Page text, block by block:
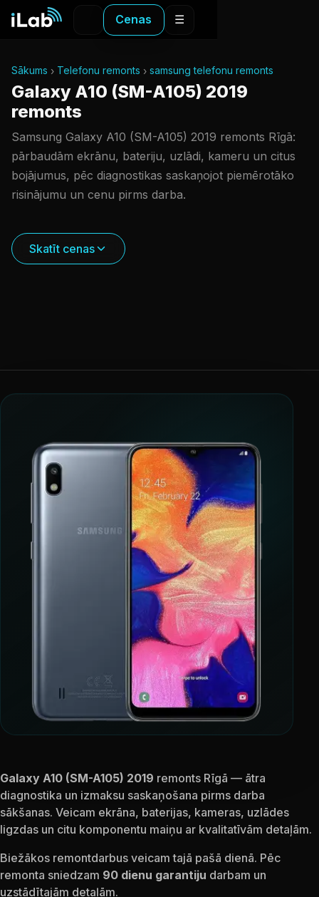
Cenas ☰
Sākums Telefonu remonts samsung telefonu remonts
Galaxy A10 (SM-A105) 2019
remonts
Samsung Galaxy A10 (SM-A105) 2019 remonts Rīgā:
pārbaudām ekrānu, bateriju, uzlādi, kameru un citus
bojājumus, pēc diagnostikas saskaņojot piemērotāko
risinājumu un cenu pirms darba.
Skatīt cenas
Galaxy A10 (SM-A105) 2019 remonts Rīgā — ātra
diagnostika un izmaksu saskaņošana pirms darba
sākšanas. Veicam ekrāna, baterijas, kameras, uzlādes
ligzdas un citu komponentu maiņu ar kvalitatīvām detaļām.
Biežākos remontdarbus veicam tajā pašā dienā. Pēc
remonta sniedzam 90 dienu garantiju darbam un
uzstādītajām detaļām.